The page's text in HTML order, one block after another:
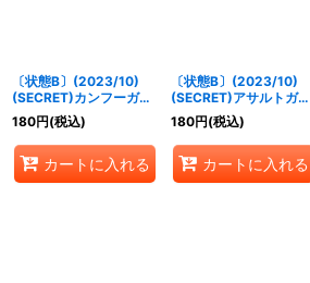
〔状態B〕(2023/10)
(SECRET)カンフーガー
ルフラウ【R-SEC】
{BS65-025}《緑》
180円(税込)
カートに入れる
〔状態B〕(2023/10)
(SECRET)アサルトガン
ナーウィズ【R-SEC】
{BS65-032}《白》
180円(税込)
カートに入れる